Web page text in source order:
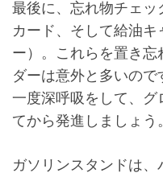
最後に、忘れ物チェッ
カード、そして給油
ー）。これらを置き忘
ダーは意外と多いので
一度深呼吸をして、グ
てから発進しましょう。
ガソリンスタンドは